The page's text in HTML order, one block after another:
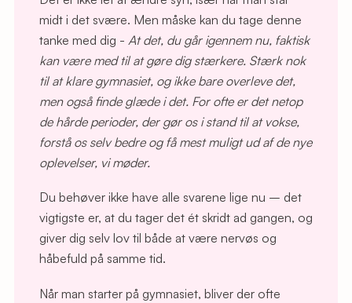
midt i det svære. Men måske kan du tage denne
tanke med dig - At det, du går igennem nu, faktisk
kan være med til at gøre dig stærkere. Stærk nok
til at klare gymnasiet, og ikke bare overleve det,
men også finde glæde i det. For ofte er det netop
de hårde perioder, der gør os i stand til at vokse,
forstå os selv bedre og få mest muligt ud af de nye
oplevelser, vi møder.
Du behøver ikke have alle svarene lige nu – det
vigtigste er, at du tager det ét skridt ad gangen, og
giver dig selv lov til både at være nervøs og
håbefuld på samme tid.
Når man starter på gymnasiet, bliver der ofte